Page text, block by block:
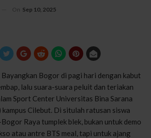
On Sep 10, 2025
Bayangkan Bogor di pagi hari dengan kabut
lalu suara-suara peluit dan teriakan
Sport Center Universitas Bina Sarana
Cilebut. Di situlah ratusan siswa
Raya tumplek blek, bukan untuk demo
atau antre BTS meal, tapi untuk ajang